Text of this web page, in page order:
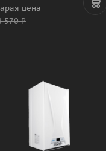
цена
570₽